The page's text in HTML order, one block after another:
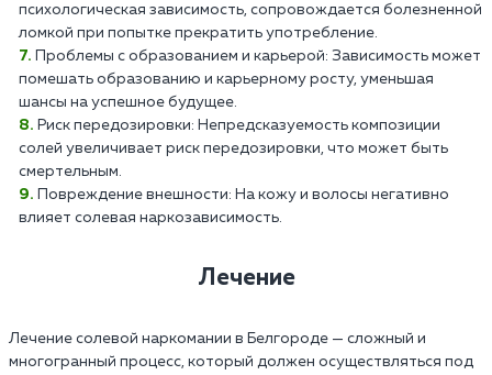
психологическая зависимость, сопровождается болезненной
ломкой при попытке прекратить употребление.
Проблемы с образованием и карьерой: Зависимость может
помешать образованию и карьерному росту, уменьшая
шансы на успешное будущее.
Риск передозировки: Непредсказуемость композиции
солей увеличивает риск передозировки, что может быть
смертельным.
Повреждение внешности: На кожу и волосы негативно
влияет солевая наркозависимость.
Лечение
Лечение солевой наркомании в Белгороде — сложный и
многогранный процесс, который должен осуществляться под